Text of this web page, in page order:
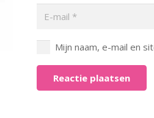
Mijn naam, e-mail en
Reactie plaatsen